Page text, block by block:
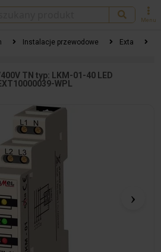
Menu
Instalacje przewodowe Exta
TN typ: LKM-01-40 LED
WPL